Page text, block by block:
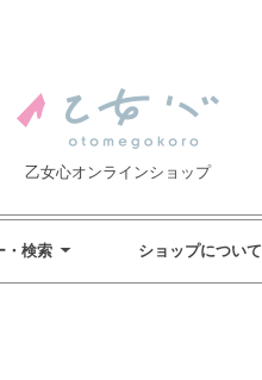
乙女心オンラインショップ
・検索 ショップについて